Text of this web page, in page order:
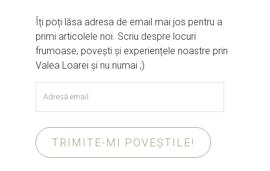
Îți poți lăsa adresa de email mai jos pentru a
primi articolele noi. Scriu despre locuri
frumoase, povești și experiențele noastre prin
Valea Loarei și nu numai ;)
email
TRIMITE-MI POVEȘTILE!